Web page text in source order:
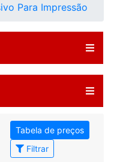
Para Impressão
Tabela de preços
Filtrar